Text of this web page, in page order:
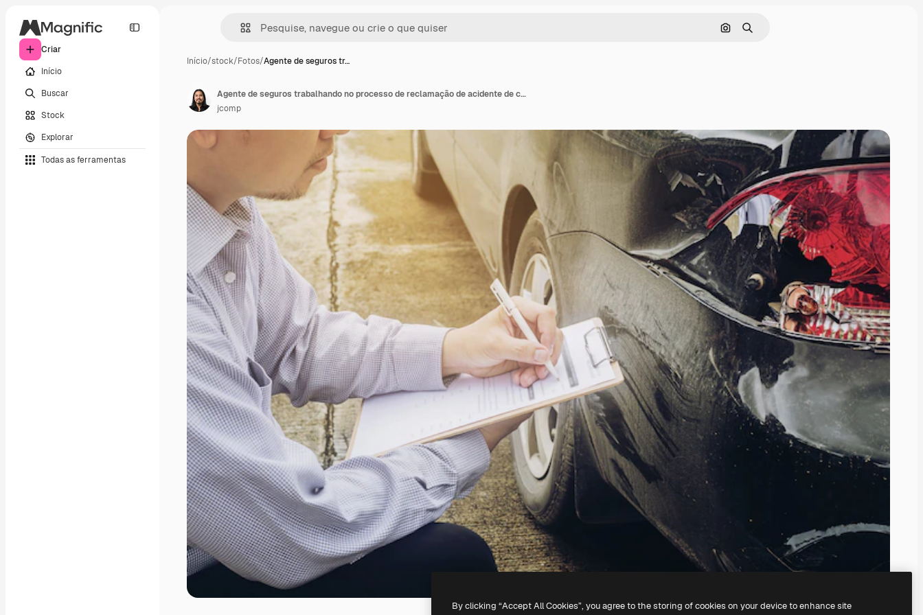
Criar
Início
Buscar
Stock
Explorar
Todas as ferramentas
Pesquisar por imagem
Buscar
Início/stock/Fotos/Agente de seguros tr…
Agente de seguros trabalhando no processo de reclamação de acidente de carro
jcomp
By clicking “Accept All Cookies”, you agree to the storing of cookies on your device to enhance site